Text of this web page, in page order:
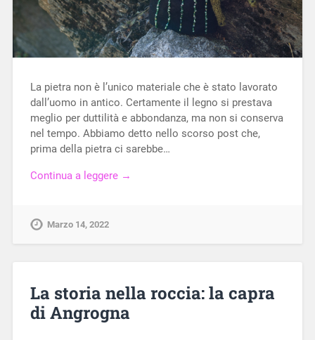
La pietra non è l’unico materiale che è stato lavorato
dall’uomo in antico. Certamente il legno si prestava
meglio per duttilità e abbondanza, ma non si conserva
nel tempo. Abbiamo detto nello scorso post che,
prima della pietra ci sarebbe…
Continua a leggere →
Marzo 14, 2022
La storia nella roccia: la capra
di Angrogna